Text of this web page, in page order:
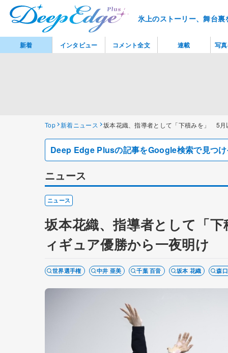
氷上のストーリー、舞台
Top 新着ニュース 坂本花織、指導者として「下積みを」 5
Deep Edge Plusの記事をGoogle検索で見つ
ニュース
ニュース
坂本花織、指導者として「
ィギュア優勝から一夜明け
世界選手権 中井 亜美 千葉 百音 坂本 花織 森
新着 インタビュー コメント全文 連載 写